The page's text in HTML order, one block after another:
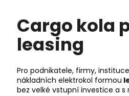
Cargo kola
leasing
Pro podnikatele, firmy,
nákladních elektrokol formou
bez velké vstupní investice a
Doporučujeme